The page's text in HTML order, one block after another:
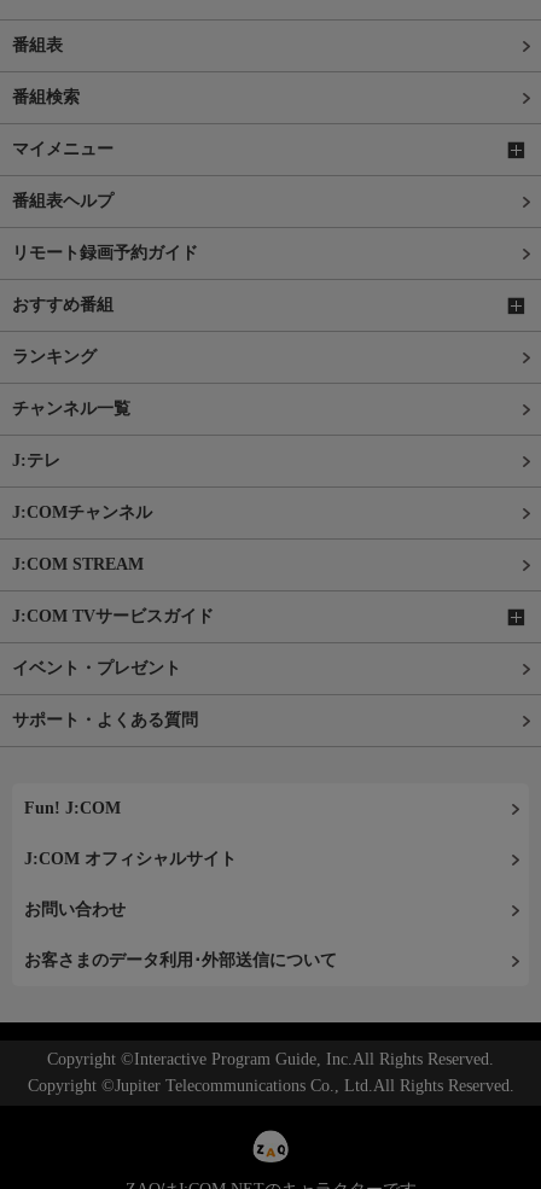
番組表
番組検索
マイメニュー
番組表ヘルプ
リモート録画予約ガイド
おすすめ番組
ランキング
チャンネル一覧
J:テレ
J:COMチャンネル
J:COM STREAM
J:COM TVサービスガイド
イベント・プレゼント
サポート・よくある質問
Fun! J:COM
J:COM オフィシャルサイト
お問い合わせ
お客さまのデータ利用･外部送信について
Copyright ©Interactive Program Guide, Inc.All Rights Reserved.
Copyright ©Jupiter Telecommunications Co., Ltd.All Rights Reserved.